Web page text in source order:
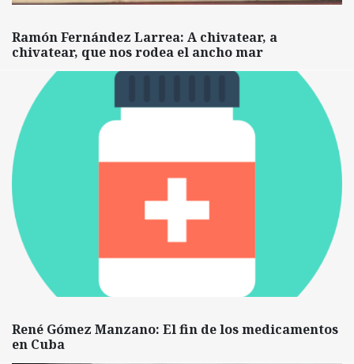
Ramón Fernández Larrea: A chivatear, a
chivatear, que nos rodea el ancho mar
René Gómez Manzano: El fin de los medicamentos
en Cuba